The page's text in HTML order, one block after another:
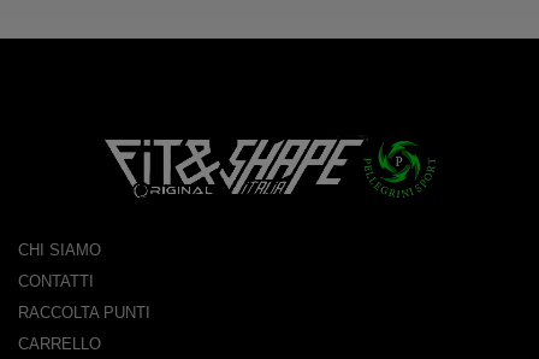
CHI SIAMO
CONTATTI
RACCOLTA PUNTI
CARRELLO